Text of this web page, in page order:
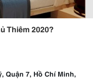
Thiêm 2020?
Quận 7, Hồ Chí Minh,